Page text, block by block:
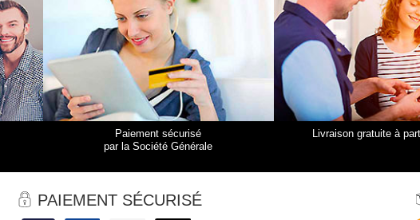
Paiement sécurisé
par la Société Générale
Livraison gratuite à
PAIEMENT SÉCURISÉ